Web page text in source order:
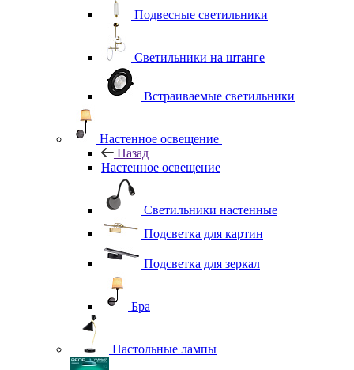
Подвесные светильники
Светильники на штанге
Встраиваемые светильники
Настенное освещение
Назад
Настенное освещение
Светильники настенные
Подсветка для картин
Подсветка для зеркал
Бра
Настольные лампы